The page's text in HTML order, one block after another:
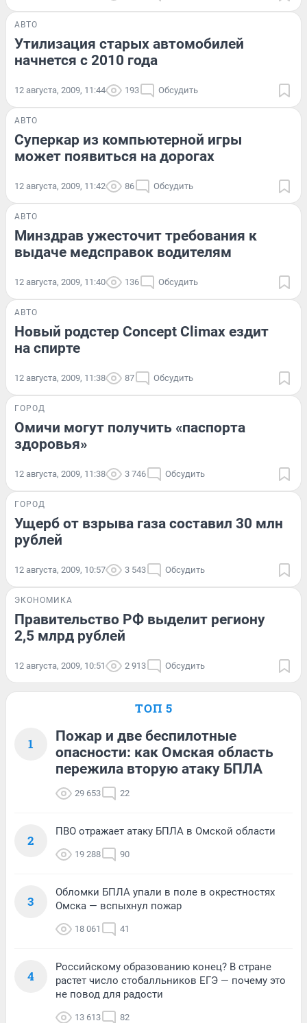
АВТО
Утилизация старых автомобилей
начнется с 2010 года
12 августа, 2009, 11:44 193 Обсудить
АВТО
Суперкар из компьютерной игры
может появиться на дорогах
12 августа, 2009, 11:42 86 Обсудить
АВТО
Минздрав ужесточит требования к
выдаче медсправок водителям
12 августа, 2009, 11:40 136 Обсудить
АВТО
Новый родстер Concept Climax ездит
на спирте
12 августа, 2009, 11:38 87 Обсудить
ГОРОД
Омичи могут получить «паспорта
здоровья»
12 августа, 2009, 11:38 3 746 Обсудить
ГОРОД
Ущерб от взрыва газа составил 30 млн
рублей
12 августа, 2009, 10:57 3 543 Обсудить
ЭКОНОМИКА
Правительство РФ выделит региону
2,5 млрд рублей
12 августа, 2009, 10:51 2 913 Обсудить
ТОП 5
1
Пожар и две беспилотные
опасности: как Омская область
пережила вторую атаку БПЛА
29 653 22
2
ПВО отражает атаку БПЛА в Омской области
19 288 90
3
Обломки БПЛА упали в поле в окрестностях
Омска — вспыхнул пожар
18 061 41
4
Российскому образованию конец? В стране
растет число стобалльников ЕГЭ — почему это
не повод для радости
13 613 82